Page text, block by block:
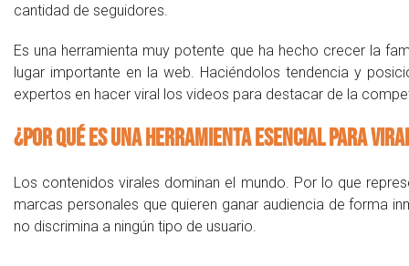
cantidad de seguidores.
Es una herramienta muy potente que ha hecho crecer la
lugar importante en la web. Haciéndolos tendencia y
expertos en hacer viral los videos para destacar de la
¿Por qué es una herramienta esencial para
Los contenidos virales dominan el mundo. Por lo que
marcas personales que quieren ganar audiencia de forma
no discrimina a ningún tipo de usuario.